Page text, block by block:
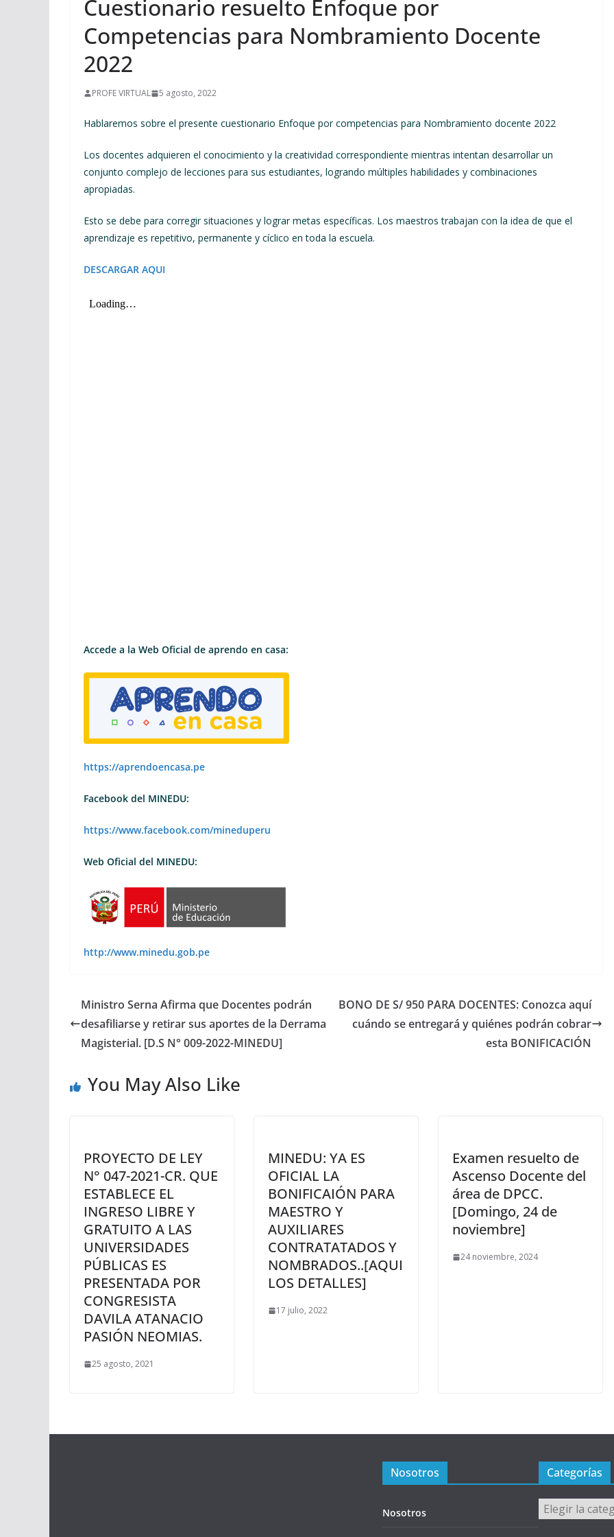
Cuestionario resuelto Enfoque por
Competencias para Nombramiento Docente
2022
PROFE VIRTUAL 5 agosto, 2022
Hablaremos sobre el presente cuestionario Enfoque por competencias para Nombramiento docente 2022
Los docentes adquieren el conocimiento y la creatividad correspondiente mientras intentan desarrollar un
conjunto complejo de lecciones para sus estudiantes, logrando múltiples habilidades y combinaciones
apropiadas.
Esto se debe para corregir situaciones y lograr metas específicas. Los maestros trabajan con la idea de que el
aprendizaje es repetitivo, permanente y cíclico en toda la escuela.
DESCARGAR AQUI
Accede a la Web Oficial de aprendo en casa:
https://aprendoencasa.pe
Facebook del MINEDU:
https://www.facebook.com/mineduperu
Web Oficial del MINEDU:
http://www.minedu.gob.pe
Ministro Serna Afirma que Docentes podrán
desafiliarse y retirar sus aportes de la Derrama
Magisterial. [D.S N° 009-2022-MINEDU]
BONO DE S/ 950 PARA DOCENTES: Conozca aquí
cuándo se entregará y quiénes podrán cobrar
esta BONIFICACIÓN
You May Also Like
PROYECTO DE LEY
N° 047-2021-CR. QUE
ESTABLECE EL
INGRESO LIBRE Y
GRATUITO A LAS
UNIVERSIDADES
PÚBLICAS ES
PRESENTADA POR
CONGRESISTA
DAVILA ATANACIO
PASIÓN NEOMIAS.
25 agosto, 2021
MINEDU: YA ES
OFICIAL LA
BONIFICAIÓN PARA
MAESTRO Y
AUXILIARES
CONTRATATADOS Y
NOMBRADOS..[AQUI
LOS DETALLES]
17 julio, 2022
Examen resuelto de
Ascenso Docente del
área de DPCC.
[Domingo, 24 de
noviembre]
24 noviembre, 2024
Nosotros
Nosotros
Categorías
Categorías